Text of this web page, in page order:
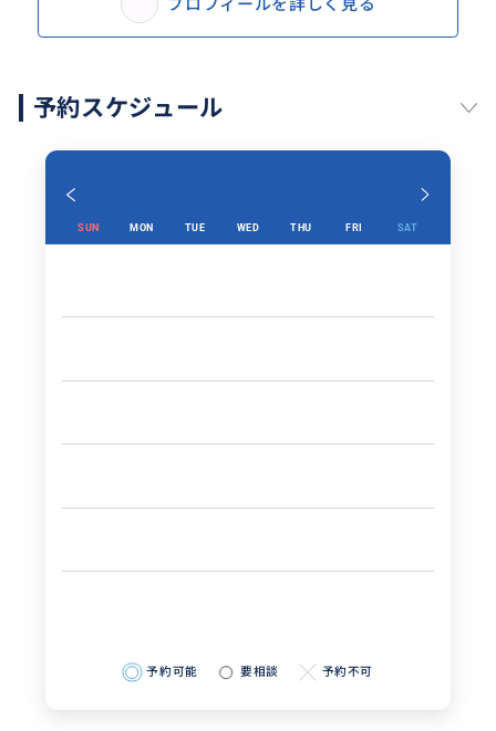
予約スケジュール
SUN MON TUE WED THU FRI SAT
予約可能 要相談 予約不可